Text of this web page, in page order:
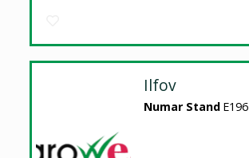
Ilfov
Numar Stand E196